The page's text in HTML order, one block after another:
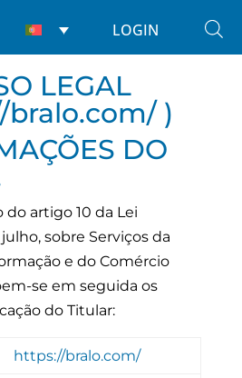
LOGIN
LEGAL
bralo.com/ )
DO
artigo 10 da Lei
sobre Serviços da
e do Comércio
se em seguida os
do Titular:
https://bralo.com/